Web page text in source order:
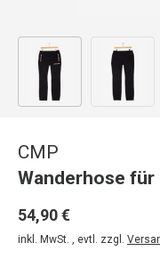
Bild 1 in
CMP
Wanderhose für
54,90 €
inkl. MwSt. , evtl. zzgl.